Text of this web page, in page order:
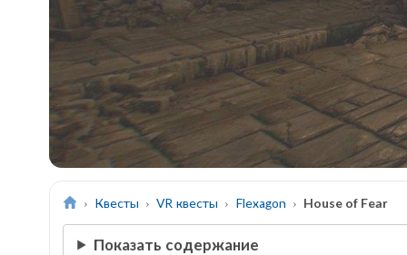
Квесты VR квесты Flexagon House of Fear
Показать содержание